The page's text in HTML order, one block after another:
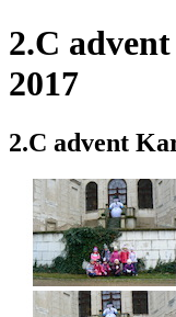
2.C
2017
2.C advent